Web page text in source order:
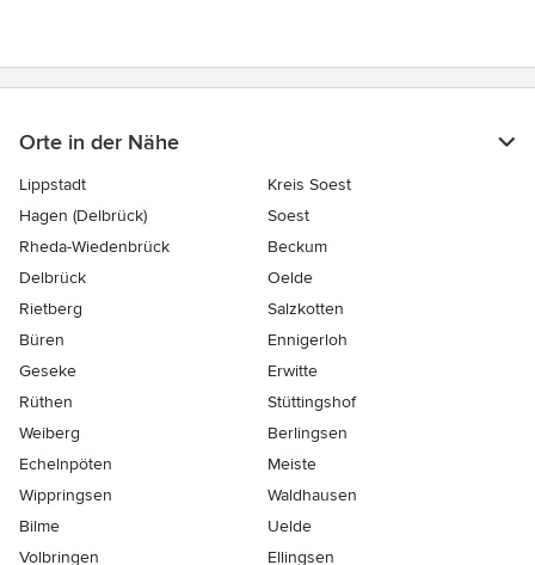
Orte in der Nähe
Lippstadt
Kreis Soest
Hagen (Delbrück)
Soest
Rheda-Wiedenbrück
Beckum
Delbrück
Oelde
Rietberg
Salzkotten
Büren
Ennigerloh
Geseke
Erwitte
Rüthen
Stüttingshof
Weiberg
Berlingsen
Echelnpöten
Meiste
Wippringsen
Waldhausen
Bilme
Uelde
Volbringen
Ellingsen